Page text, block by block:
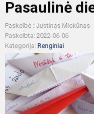
Pasaulinė
Paskelbė : Justinas Mickūnas
Paskelbta: 2022-06-06
Kategorija: Renginiai